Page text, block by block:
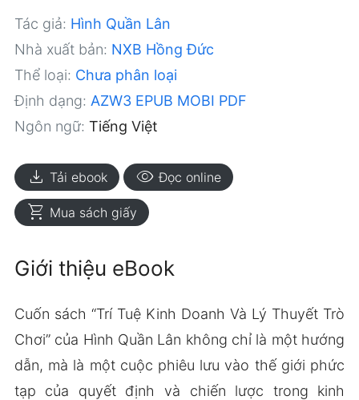
Tác giả: Hình Quần Lân
Nhà xuất bản: NXB Hồng Đức
Thể loại: Chưa phân loại
Định dạng: AZW3 EPUB MOBI PDF
Ngôn ngữ: Tiếng Việt
download Tải ebook visibility Đọc online
shopping_cart Mua sách giấy
Giới thiệu eBook
Cuốn sách “Trí Tuệ Kinh Doanh Và Lý Thuyết Trò
Chơi” của Hình Quần Lân không chỉ là một hướng
dẫn, mà là một cuộc phiêu lưu vào thế giới phức
tạp của quyết định và chiến lược trong kinh